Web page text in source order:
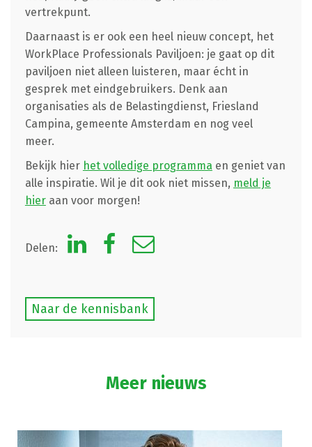
vertrekpunt.
Daarnaast is er ook een heel nieuw concept, het
WorkPlace Professionals Paviljoen: je gaat op dit
paviljoen niet alleen luisteren, maar écht in
gesprek met eindgebruikers. Denk aan
organisaties als de Belastingdienst, Friesland
Campina, gemeente Amsterdam en nog veel
meer.
Bekijk hier het volledige programma en geniet van
alle inspiratie. Wil je dit ook niet missen, meld je
hieraan voor morgen!
Delen:
Naar de kennisbank
Meer nieuws